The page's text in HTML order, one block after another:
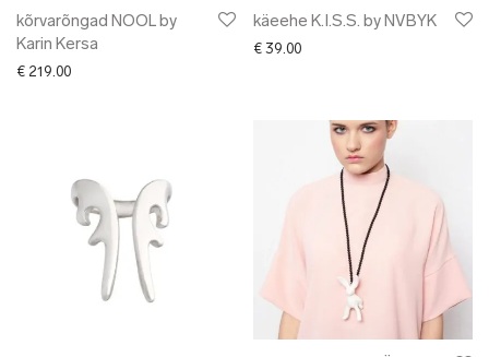
kõrvarõngad NOOL by
Karin Kersa
€ 219.00
käeehe K.I.S.S. by NVBYK
€ 39.00